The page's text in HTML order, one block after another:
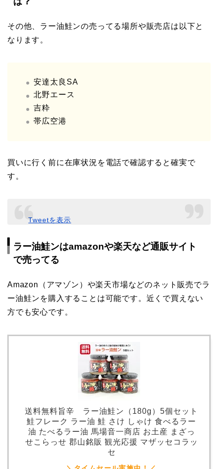
その他、ラー油鮭ンの売ってる場所や販売店は以下と
なります。
安達太良SA
北野エース
吉粋
帯広空港
買いに行く前に在庫状況を電話で確認すると確実で
す。
Tweetを表示
ラー油鮭ンはamazonや楽天など通販サイト
で売ってる
Amazon（アマゾン）や楽天市場などのネット販売でラ
ー油鮭ンを購入することは可能です。近くで買えない
方でも安心です。
送料無料旨辛 ラー油鮭ン（180g）5個セット
鮭フレーク ラー油 鮭 さけ しゃけ 食べるラー
油 たべるラー油 馬場音一商店 お土産 まざっ
せこらっせ 郡山銘販 観光応援 マザッセコラッ
セ